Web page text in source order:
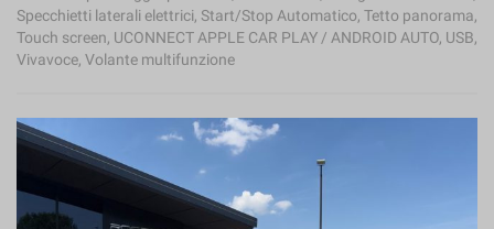
Specchietti laterali elettrici, Start/Stop Automatico, Tetto panorama,
Touch screen, UCONNECT APPLE CAR PLAY / ANDROID AUTO, USB,
Vivavoce, Volante multifunzione